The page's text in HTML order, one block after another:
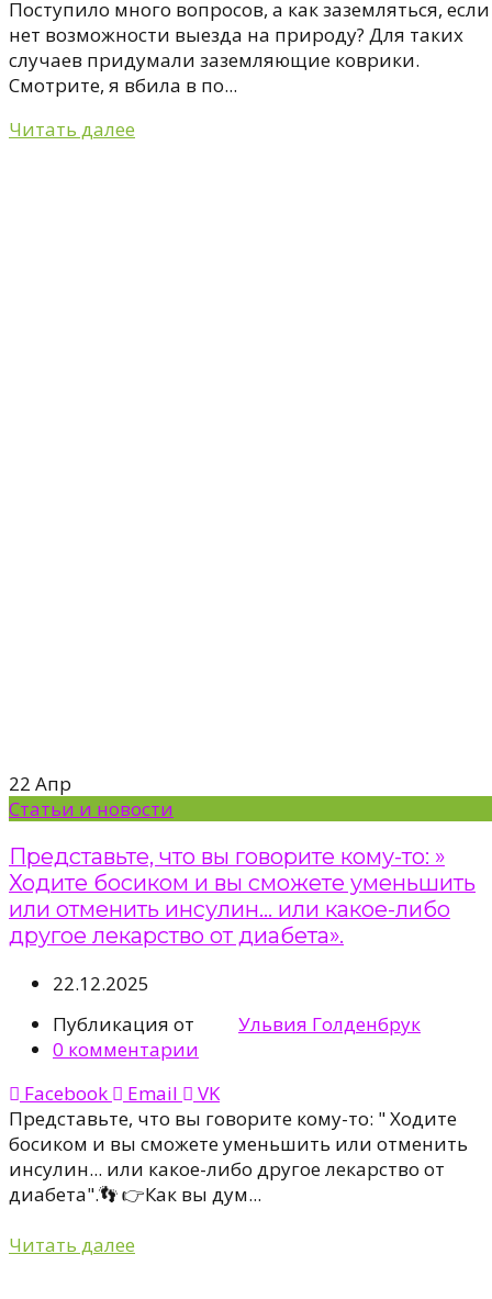
Поступило много вопросов, а как заземляться, если
нет возможности выезда на природу? Для таких
случаев придумали заземляющие коврики.
Смотрите, я вбила в по...
Читать далее
22 Апр
Статьи и новости
Представьте, что вы говорите кому-то: »
Ходите босиком и вы сможете уменьшить
или отменить инсулин… или какое-либо
другое лекарство от диабета».
22.12.2025
Публикация от
Ульвия Голденбрук
0 комментарии
Facebook
Email
VK
Представьте, что вы говорите кому-то: " Ходите
босиком и вы сможете уменьшить или отменить
инсулин... или какое-либо другое лекарство от
диабета".👣 👉Как вы дум...
Читать далее